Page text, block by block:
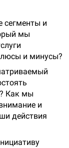
сегменты и
мы
и минусы?
Как мы
и
действия